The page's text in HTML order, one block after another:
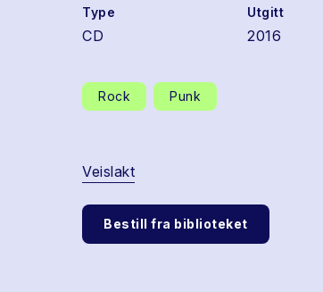
Type
CD
Utgitt
2016
Rock Punk
Veislakt
Bestill fra biblioteket